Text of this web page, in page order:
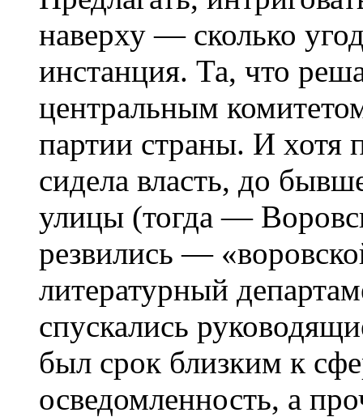
наверху — сколько
инстанция. Та, что
центральным
партии страны. И хотя
сидела власть, до
улицы (тогда —
резвились —
литературный
спускались
был срок близким к
осведомленность, а